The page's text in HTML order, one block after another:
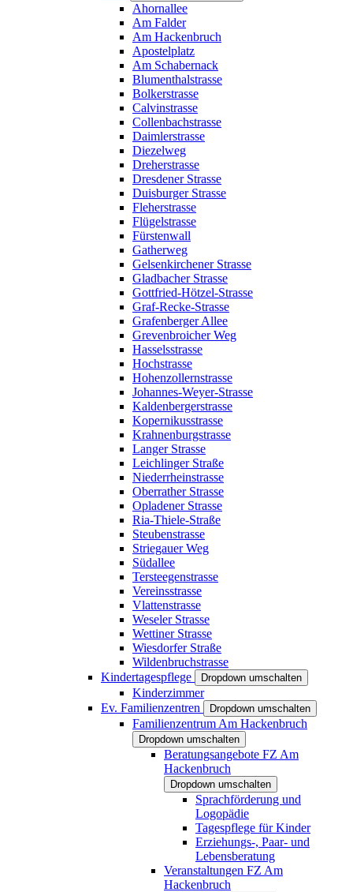
Ahornallee
Am Falder
Am Hackenbruch
Apostelplatz
Am Schabernack
Blumenthalstrasse
Bolkerstrasse
Calvinstrasse
Collenbachstrasse
Daimlerstrasse
Diezelweg
Dreherstrasse
Dresdener Strasse
Duisburger Strasse
Fleherstrasse
Flügelstrasse
Fürstenwall
Gatherweg
Gelsenkirchener Strasse
Gladbacher Strasse
Gottfried-Hötzel-Strasse
Graf-Recke-Strasse
Grafenberger Allee
Grevenbroicher Weg
Hasselsstrasse
Hochstrasse
Hohenzollernstrasse
Johannes-Weyer-Strasse
Kaldenbergerstrasse
Kopernikusstrasse
Krahnenburgstrasse
Langer Strasse
Leichlinger Straße
Niederrheinstrasse
Oberrather Strasse
Opladener Strasse
Ria-Thiele-Straße
Steubenstrasse
Striegauer Weg
Südallee
Tersteegenstrasse
Vereinsstrasse
Vlattenstrasse
Weseler Strasse
Wettiner Strasse
Wiesdorfer Straße
Wildenbruchstrasse
Kindertagespflege
Dropdown umschalten
Kinderzimmer
Ev. Familienzentren
Dropdown umschalten
Familienzentrum Am Hackenbruch
Dropdown umschalten
Beratungsangebote FZ Am
Hackenbruch
Dropdown umschalten
Sprachförderung und
Logopädie
Tagespflege für Kinder
Erziehungs-, Paar- und
Lebensberatung
Veranstaltungen FZ Am
Hackenbruch